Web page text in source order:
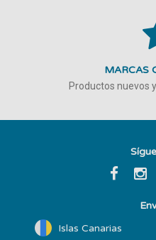
MARCAS
Productos nuevos
Islas Canarias